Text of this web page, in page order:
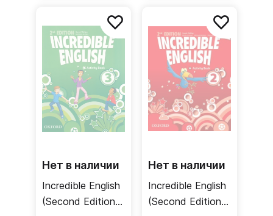
Нет в наличии
Incredible English
(Second Edition)
Нет в наличии
Incredible English
(Second Edition)